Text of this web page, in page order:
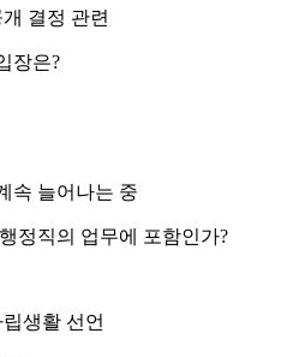
결정 관련
장은?
속 늘어나는 중
정직의 업무에 포함인가?
생활 선언